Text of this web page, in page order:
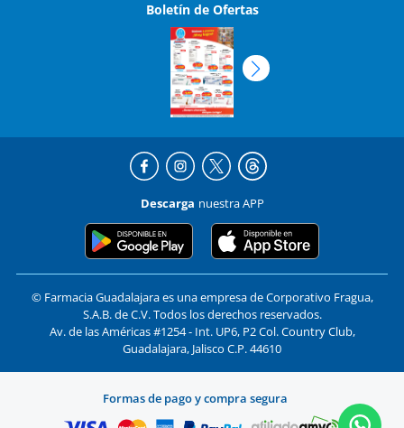
Boletín de Ofertas
Descarga nuestra APP
© Farmacia Guadalajara es una empresa de Corporativo Fragua,
S.A.B. de C.V. Todos los derechos reservados.
Av. de las Américas #1254 - Int. UP6, P2 Col. Country Club,
Guadalajara, Jalisco C.P. 44610
Formas de pago y compra segura